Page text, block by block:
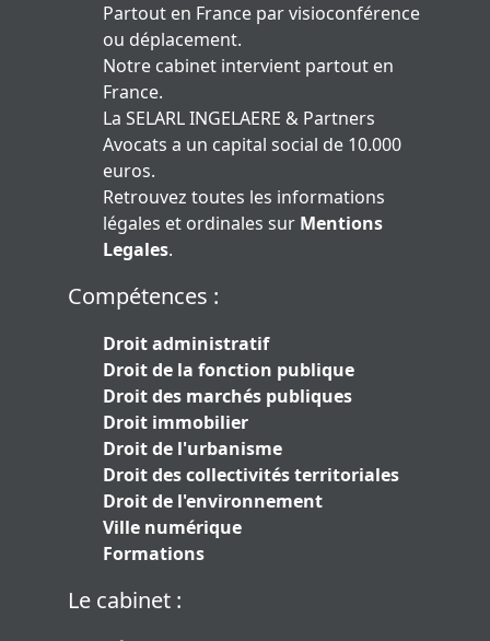
Partout en France par visioconférence
ou déplacement.
Notre cabinet intervient partout en
France.
La SELARL INGELAERE & Partners
Avocats a un capital social de 10.000
euros.
Retrouvez toutes les informations
légales et ordinales sur Mentions
Legales.
Compétences :
Droit administratif
Droit de la fonction publique
Droit des marchés publiques
Droit immobilier
Droit de l'urbanisme
Droit des collectivités territoriales
Droit de l'environnement
Ville numérique
Formations
Le cabinet :